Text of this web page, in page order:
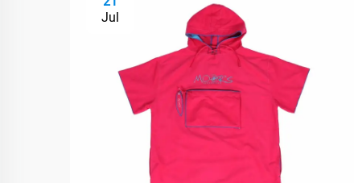
Jul